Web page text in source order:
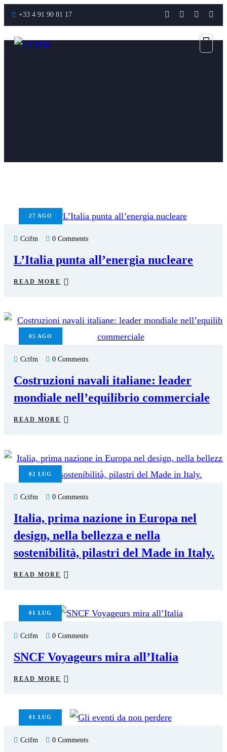
+33 4 91 90 81 17
27 AGO
Ccifm 0 Comments
L’Italia punta all’energia nucleare
READ MORE
05 AGO
Ccifm 0 Comments
Costruzioni navali italiane: leader
mondiale nell’equilibrio commerciale
READ MORE
02 LUG
Ccifm 0 Comments
Italia, prima nazione in Europa nel
design, nella bellezza e nella
sostenibilità, pilastri del Made in Italy.
READ MORE
01 LUG
Ccifm 0 Comments
SNCF Voyageurs mira all’Italia
READ MORE
01 LUG
Ccifm 0 Comments